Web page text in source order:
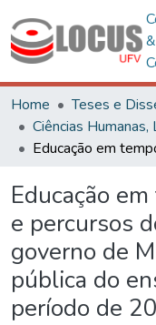
&
Home
Teses e
Educação
e percursos
governo de
pública do
período de